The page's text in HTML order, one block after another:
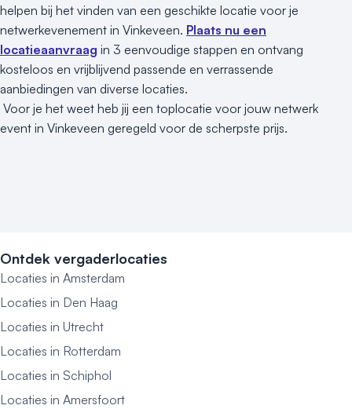
helpen bij het vinden van een geschikte locatie voor je
netwerkevenement in Vinkeveen. Plaats nu een
locatieaanvraag in 3 eenvoudige stappen en ontvang
kosteloos en vrijblijvend passende en verrassende
aanbiedingen van diverse locaties.
Voor je het weet heb jij een toplocatie voor jouw netwerk
event in Vinkeveen geregeld voor de scherpste prijs.
Ontdek vergaderlocaties
Locaties in Amsterdam
Locaties in Den Haag
Locaties in Utrecht
Locaties in Rotterdam
Locaties in Schiphol
Locaties in Amersfoort